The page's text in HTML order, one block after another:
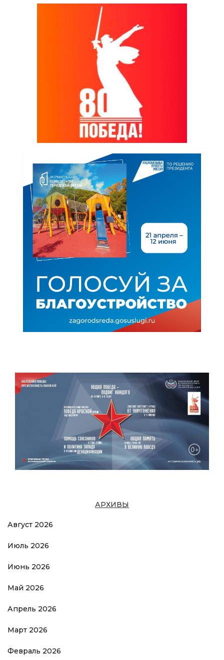
АРХИВЫ
Август 2026
Июль 2026
Июнь 2026
Май 2026
Апрель 2026
Март 2026
Февраль 2026